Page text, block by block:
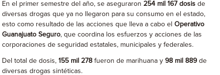
En el primer semestre del año, se aseguraron254 mil 167 dosis de
diversas drogas que ya no llegaron para su consumo en el estado,
esto como resultado de las acciones que lleva a cabo elOperativo
Guanajuato Seguro, que coordina los esfuerzos y acciones de las
corporaciones de seguridad estatales, municipales y federales.
Del total de dosis,155 mil 278fueron de marihuana y98 mil 889 de
diversas drogas sintéticas.